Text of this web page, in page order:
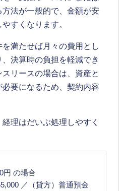
方法が一般的で、金額が安
すくなります。
満たせば月々の費用とし
決算時の負担を軽減でき
リースの場合は、資産と
要になるため、契約内容
理はだいぶ処理しやすく
円 の場合
／（貸方）普通預金